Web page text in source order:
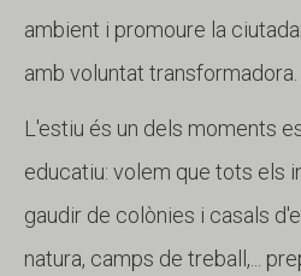
ambient i promoure la
amb voluntat transformadora.
L'estiu és un dels moments
educatiu: volem que tots els
gaudir de colònies i casals
natura, camps de treball,...